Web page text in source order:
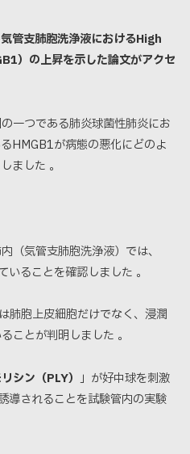
管支肺胞洗浄液におけるHigh
）の上昇を示した論文がアクセ
一つである肺炎球菌性肺炎にお
HMGB1が病態の悪化にどのよ
ました 。
（気管支肺胞洗浄液）では、
いることを確認しました 。
肺胞上皮細胞だけでなく、浸潤
ことが判明しました 。
シン（PLY） 」が好中球を刺激
導されることを試験管内の実験